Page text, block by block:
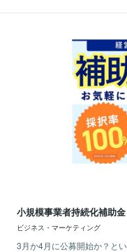
小規模事業者持続化補助
ビジネス・マーケティング
3月か4月に公募開始か？と